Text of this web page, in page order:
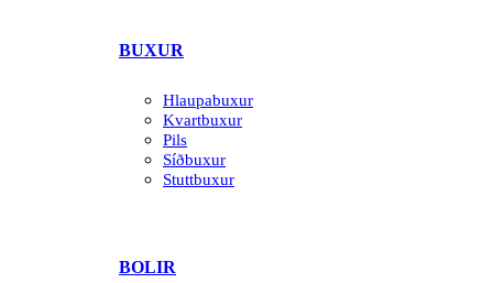
BUXUR
Hlaupabuxur
Kvartbuxur
Pils
Síðbuxur
Stuttbuxur
BOLIR